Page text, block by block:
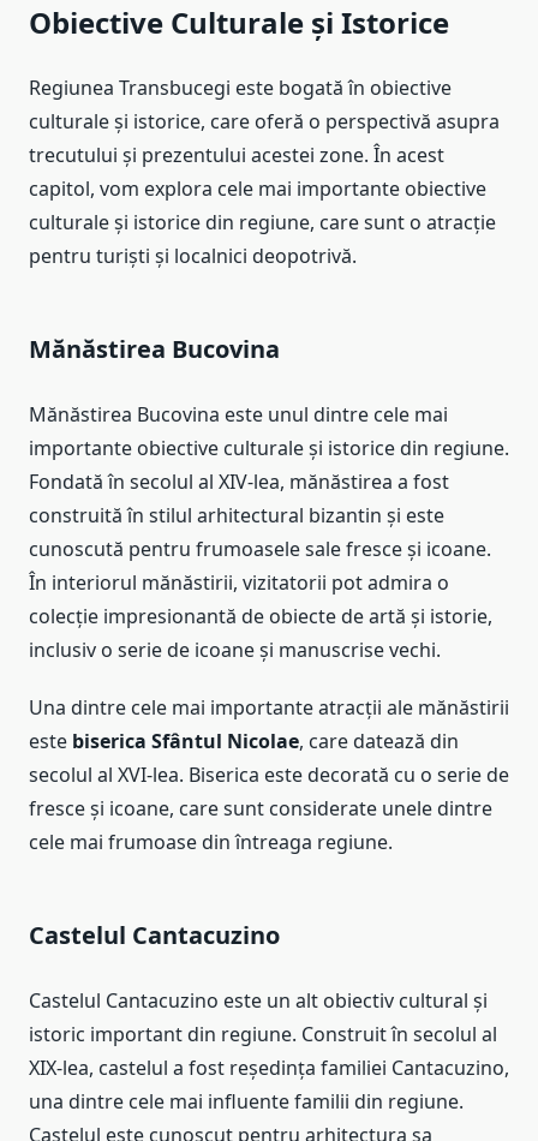
Obiective Culturale și Istorice
Regiunea Transbucegi este bogată în obiective
culturale și istorice, care oferă o perspectivă asupra
trecutului și prezentului acestei zone. În acest
capitol, vom explora cele mai importante obiective
culturale și istorice din regiune, care sunt o atracție
pentru turiști și localnici deopotrivă.
Mănăstirea Bucovina
Mănăstirea Bucovina este unul dintre cele mai
importante obiective culturale și istorice din regiune.
Fondată în secolul al XIV-lea, mănăstirea a fost
construită în stilul arhitectural bizantin și este
cunoscută pentru frumoasele sale fresce și icoane.
În interiorul mănăstirii, vizitatorii pot admira o
colecție impresionantă de obiecte de artă și istorie,
inclusiv o serie de icoane și manuscrise vechi.
Una dintre cele mai importante atracții ale mănăstirii
este biserica Sfântul Nicolae, care datează din
secolul al XVI-lea. Biserica este decorată cu o serie de
fresce și icoane, care sunt considerate unele dintre
cele mai frumoase din întreaga regiune.
Castelul Cantacuzino
Castelul Cantacuzino este un alt obiectiv cultural și
istoric important din regiune. Construit în secolul al
XIX-lea, castelul a fost reședința familiei Cantacuzino,
una dintre cele mai influente familii din regiune.
Castelul este cunoscut pentru arhitectura sa